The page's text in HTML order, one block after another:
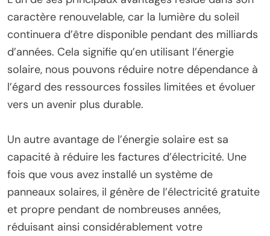
caractère renouvelable, car la lumière du soleil
continuera d’être disponible pendant des milliards
d’années. Cela signifie qu’en utilisant l’énergie
solaire, nous pouvons réduire notre dépendance à
l’égard des ressources fossiles limitées et évoluer
vers un avenir plus durable.
Un autre avantage de l’énergie solaire est sa
capacité à réduire les factures d’électricité. Une
fois que vous avez installé un système de
panneaux solaires, il génère de l’électricité gratuite
et propre pendant de nombreuses années,
réduisant ainsi considérablement votre